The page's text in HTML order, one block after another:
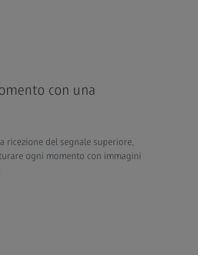
con una
ricezione del segnale superiore,
ogni momento con immagini